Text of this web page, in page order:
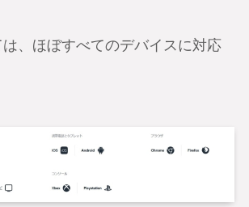
、ほぼすべてのデバイスに対応